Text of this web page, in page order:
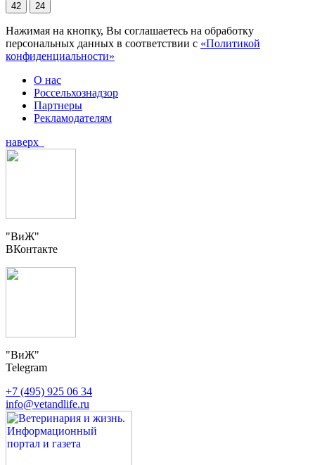
42 24
Нажимая на кнопку, Вы соглашаетесь на обработку
персональных данных в соответствии с «Политикой
конфиденциальности»
О нас
Россельхознадзор
Партнеры
Рекламодателям
наверх
"ВиЖ"
ВКонтакте
"ВиЖ"
Telegram
+7 (495) 925 06 34
info@vetandlife.ru